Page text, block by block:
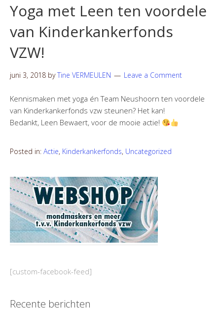
Yoga met Leen ten voordele
van Kinderkankerfonds
VZW!
juni 3, 2018 byTine VERMEULEN Leave a Comment
Kennismaken met yoga én Team Neushoorn ten voordele
van Kinderkankerfonds vzw steunen? Het kan!
Bedankt, Leen Bewaert, voor de mooie actie!
Posted in: Actie, Kinderkankerfonds, Uncategorized
[custom-facebook-feed]
Recente berichten